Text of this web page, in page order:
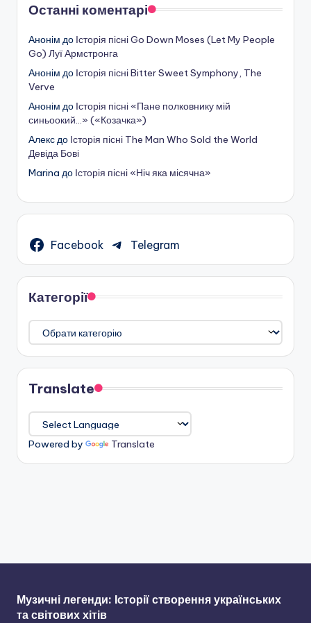
Останні коментарі
Анонім до Історія пісні Go Down Moses (Let My People
Go) Луї Армстронга
Анонім до Історія пісні Bitter Sweet Symphony, The
Verve
Анонім до Історія пісні «Пане полковнику мій
синьоокий…» («Козачка»)
Алексдо Історія пісні The Man Who Sold the World
Девіда Бові
Marina до Історія пісні «Ніч яка місячна»
Facebook Telegram
Категорії
Категорії
Translate
Powered by Translate
Музичні легенди: Історії створення українських
та світових хітів